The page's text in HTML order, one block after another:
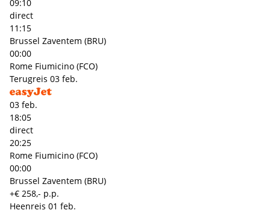
09:10
direct
11:15
Brussel Zaventem (BRU)
00:00
Rome Fiumicino (FCO)
Terugreis 03 feb.
03 feb.
18:05
direct
20:25
Rome Fiumicino (FCO)
00:00
Brussel Zaventem (BRU)
+€ 258,- p.p.
Heenreis 01 feb.